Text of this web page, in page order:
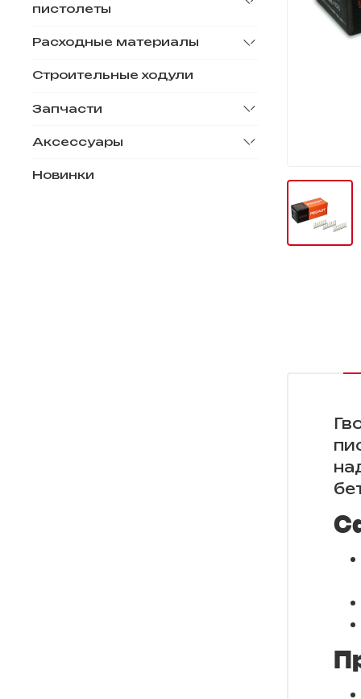
пистолеты
Расходные материалы
Строительные ходули
Запчасти
Аксессуары
Новинки